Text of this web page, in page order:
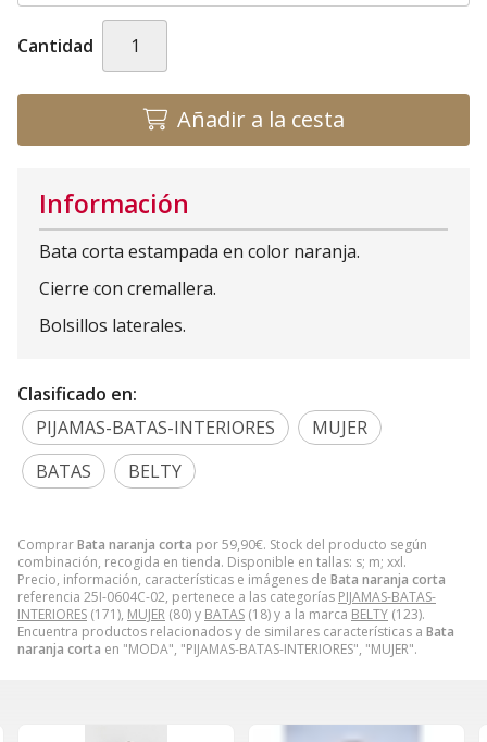
Cantidad
Añadir a la cesta
ComprarBata naranja corta por59,90€. Stock del producto según
combinación, recogida en tienda. Disponible en tallas: s; m; xxl.
Precio, información, características e imágenes de Bata naranja corta
referencia 25I-0604C-02, pertenece a las categorías PIJAMAS-BATAS-
INTERIORES (171), MUJER (80) y BATAS (18) y a la marca BELTY (123).
Encuentra productos relacionados y de similares características a Bata
naranja corta en "MODA", "PIJAMAS-BATAS-INTERIORES", "MUJER".
Información
Bata corta estampada en color naranja.
Cierre con cremallera.
Bolsillos laterales.
Clasificado en:
PIJAMAS-BATAS-INTERIORES
MUJER
BATAS
BELTY